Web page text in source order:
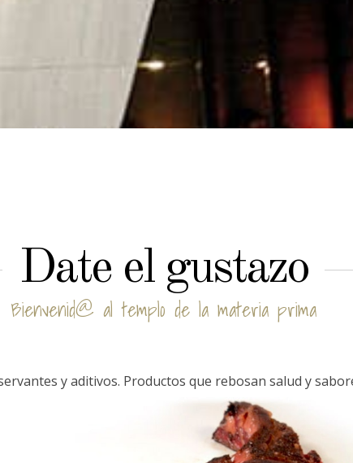
Date el gustazo
Bienvenid@ al templo de la materia prima
y aditivos. Productos que rebosan salud y